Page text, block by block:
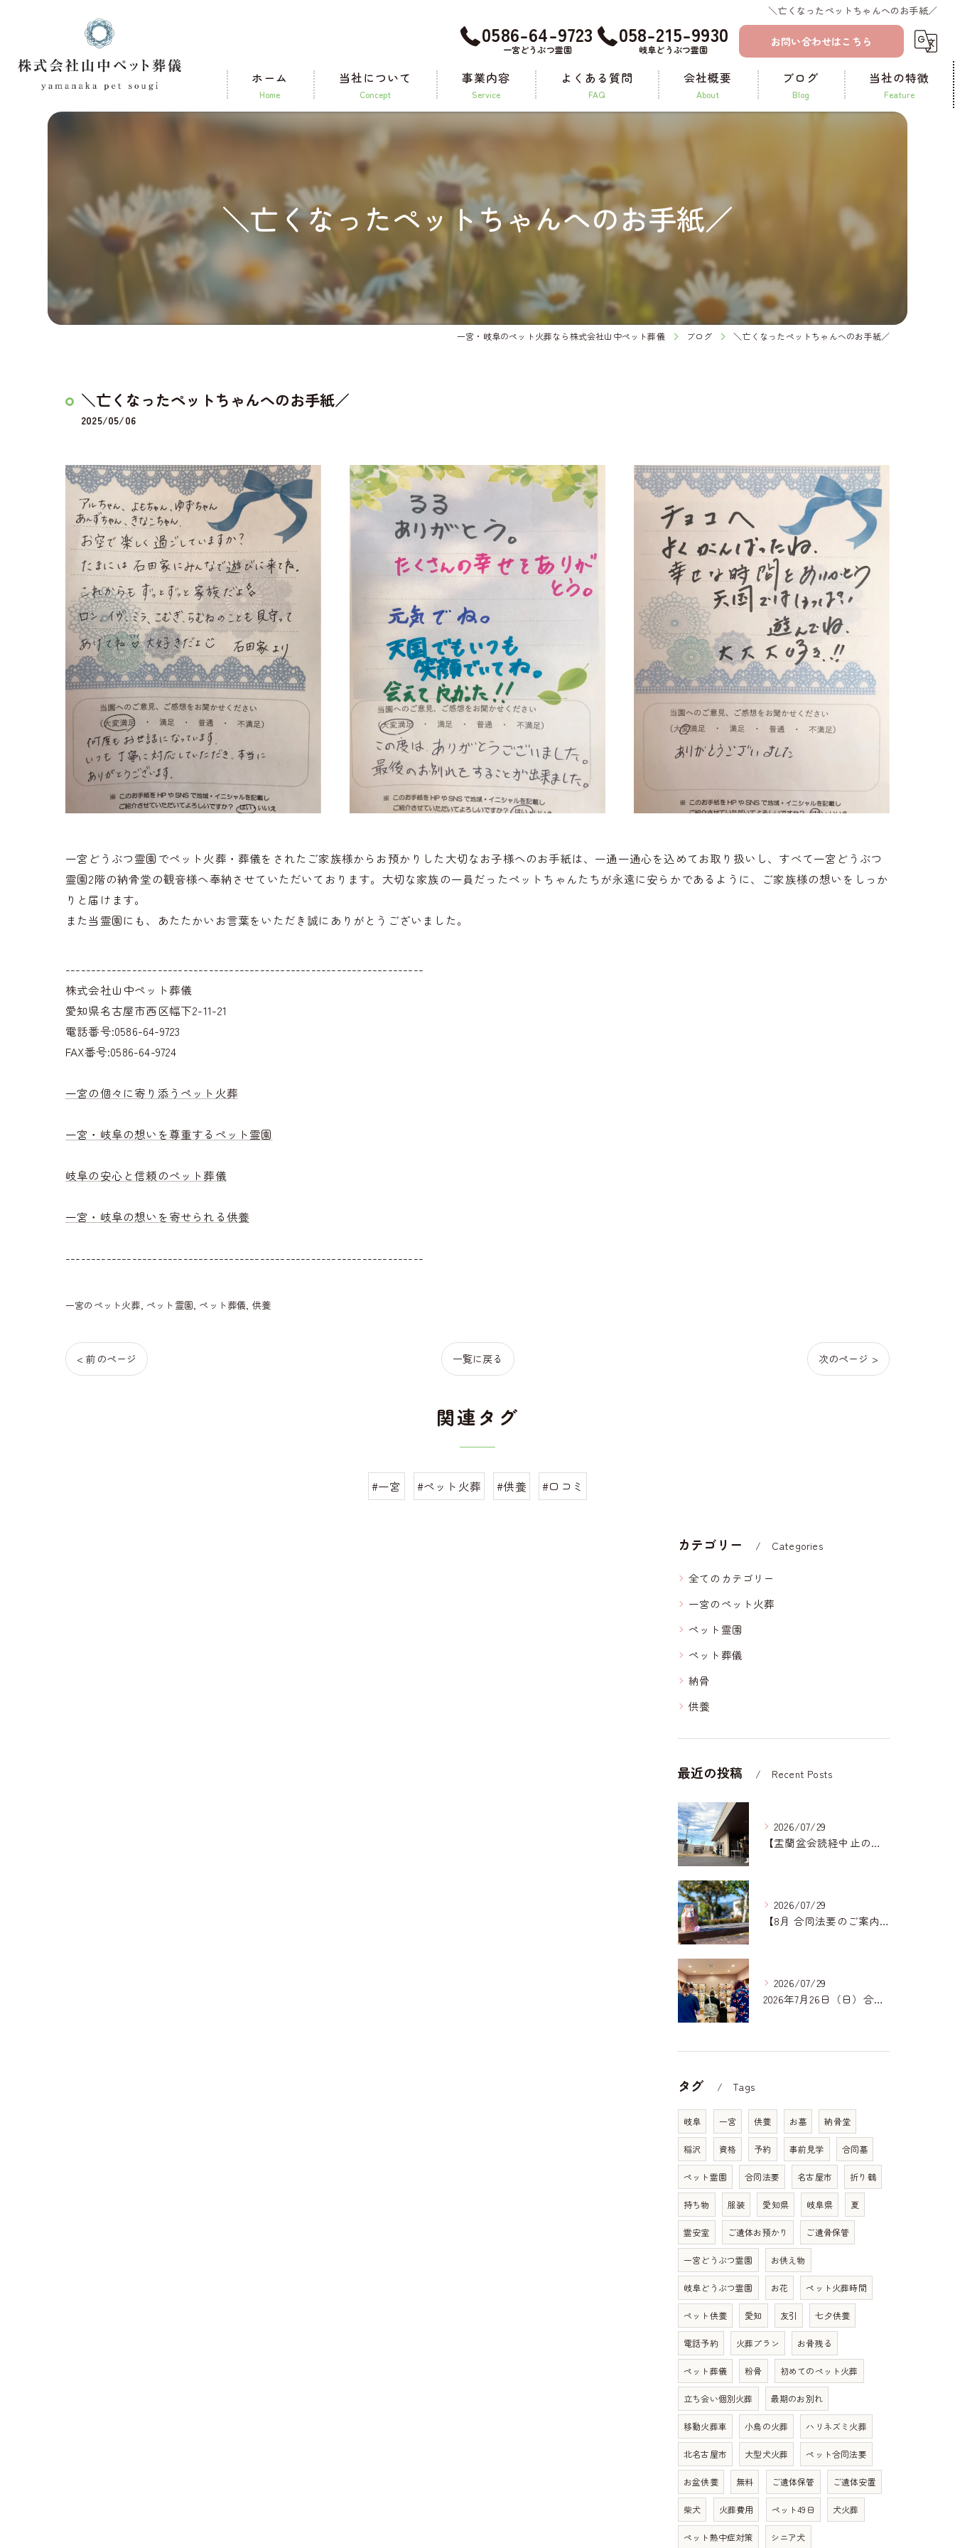
＼亡くなったペットちゃんへのお手紙／
0586-64-9723
一宮どうぶつ霊園
058-215-9930
岐阜どうぶつ霊園
お問い合わせはこちら
ホーム
home
当社について
concept
事業内容
service
よくある質問
FAQ
会社概要
about
ブログ
blog
当社の特徴
feature
ペット葬儀
納骨
＼亡くなったペットちゃんへのお手紙／
一宮・岐阜のペット火葬なら株式会社山中ペット葬儀 ブログ ＼亡くなったペットちゃんへのお手紙／
＼亡くなったペットちゃんへのお手紙／
2025/05/06
一宮どうぶつ霊園でペット火葬・葬儀をされたご家族様からお預かりした大切なお子様へのお手紙は、一通一通心を込めてお取り扱いし、すべて一宮どうぶつ
霊園2階の納骨堂の観音様へ奉納させていただいております。大切な家族の一員だったペットちゃんたちが永遠に安らかであるように、ご家族様の想いをしっか
りと届けます。
また当霊園にも、あたたかいお言葉をいただき誠にありがとうございました。
----------------------------------------------------------------------
株式会社山中ペット葬儀
愛知県名古屋市西区幅下2-11-21
電話番号:0586-64-9723
FAX番号:0586-64-9724
一宮の個々に寄り添うペット火葬
一宮・岐阜の想いを尊重するペット霊園
岐阜の安心と信頼のペット葬儀
一宮・岐阜の想いを寄せられる供養
----------------------------------------------------------------------
一宮のペット火葬 ペット霊園 ペット葬儀 供養
< 前のページ 一覧に戻る 次のページ >
関連タグ
#一宮 #ペット火葬 #供養 #口コミ
カテゴリー Categories
全てのカテゴリー
一宮のペット火葬
ペット霊園
ペット葬儀
納骨
供養
最近の投稿 Recent Posts
2026/07/29
【盂蘭盆会読経中止のお知らせ】｜岐阜どうぶつ霊園
2026/07/29
【8月 合同法要のご案内】
2026/07/29
2026年7月26日（日）合同法要ご報告｜一宮どうぶつ霊園
タグ Tags
岐阜 一宮 供養 お墓 納骨堂
稲沢 資格 予約 事前見学 合同墓
ペット霊園 合同法要 名古屋市 折り鶴
持ち物 服装 愛知県 岐阜県 夏
霊安室 ご遺体お預かり ご遺骨保管
一宮どうぶつ霊園 お供え物
岐阜どうぶつ霊園 お花 ペット火葬時間
ペット供養 愛知 友引 七夕供養
電話予約 火葬プラン お骨残る
ペット葬儀 粉骨 初めてのペット火葬
立ち会い個別火葬 最期のお別れ
移動火葬車 小鳥の火葬 ハリネズミ火葬
北名古屋市 大型犬火葬 ペット合同法要
お盆供養 無料 ご遺体保管 ご遺体安置
柴犬 火葬費用 ペット49日 犬火葬
ペット熱中症対策 シニア犬